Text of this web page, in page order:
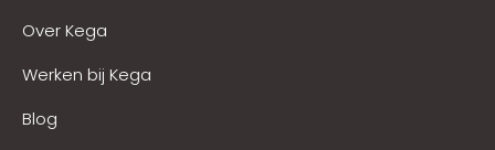
Over Kega
Werken bij Kega
Blog